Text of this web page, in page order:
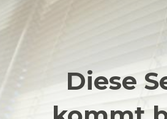
Diese